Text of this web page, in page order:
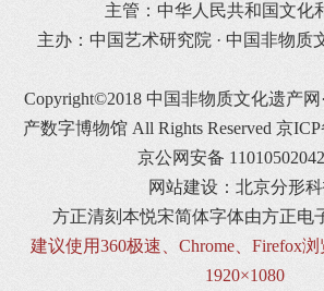
主管：中华人民共和国文化
主办：中国艺术研究院 · 中国非物质
Copyright©2018 中国非物质文化遗产
产数字博物馆 All Rights Reserved 京ICP
京公网安备
网站建设：北京分形
方正清刻本悦宋简体字体由方正电
建议使用360极速、Chrome、Firefox
1920×1080